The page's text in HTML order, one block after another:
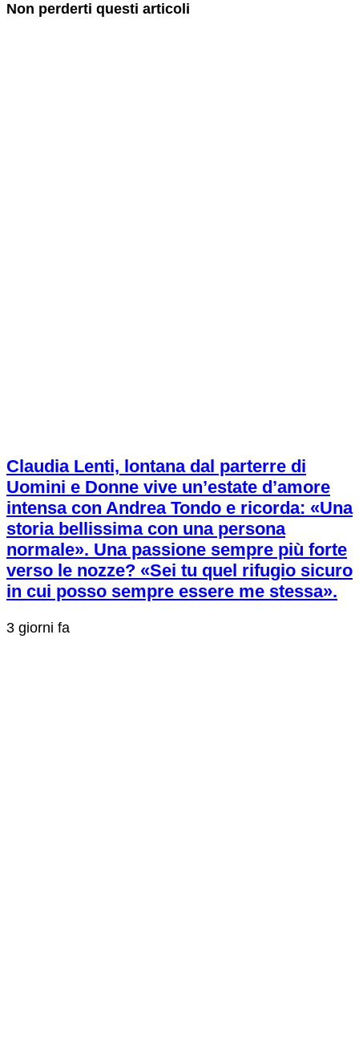
Non perderti questi articoli
Claudia Lenti, lontana dal parterre di
Uomini e Donne vive un’estate d’amore
intensa con Andrea Tondo e ricorda: «Una
storia bellissima con una persona
normale». Una passione sempre più forte
verso le nozze? «Sei tu quel rifugio sicuro
in cui posso sempre essere me stessa».
3 giorni fa